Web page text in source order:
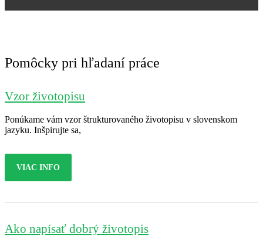
Pomôcky pri hľadaní práce
Vzor životopisu
Ponúkame vám vzor štrukturovaného životopisu v slovenskom
jazyku. Inšpirujte sa,
VIAC INFO
Ako napísať dobrý životopis